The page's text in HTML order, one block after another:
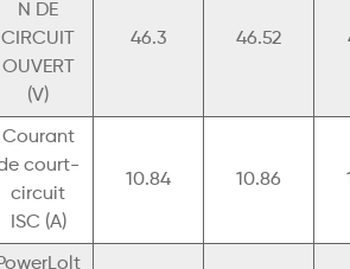
N DE
CIRCUIT
OUVERT
(V)
46.3 46.52
Courant
court-
circuit
ISC (A)
10.84 10.86